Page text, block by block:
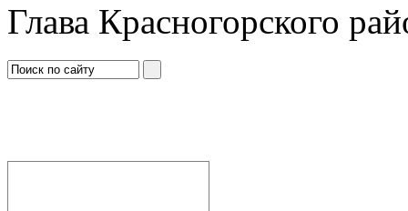
Глава Красногорского